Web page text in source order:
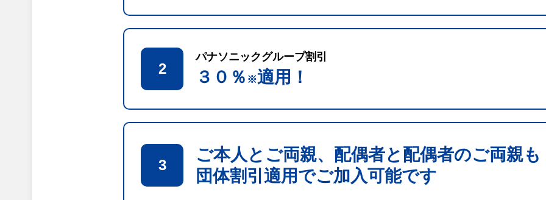
2
パナソニックグループ割引
３０％ ※適用！
3
ご本人とご両親、配偶者と配偶者のご両親も
団体割引適用でご加入可能です